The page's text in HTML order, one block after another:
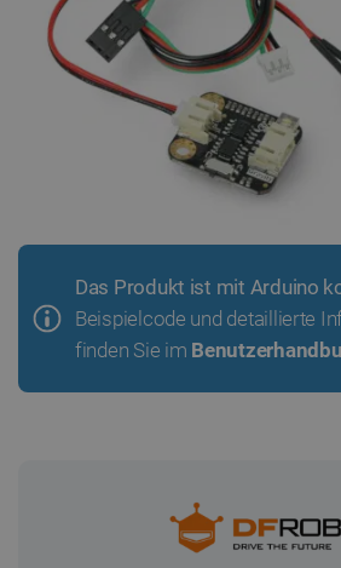
Das Produkt ist mit Arduino
Beispielcode und detaillierte
finden Sie im